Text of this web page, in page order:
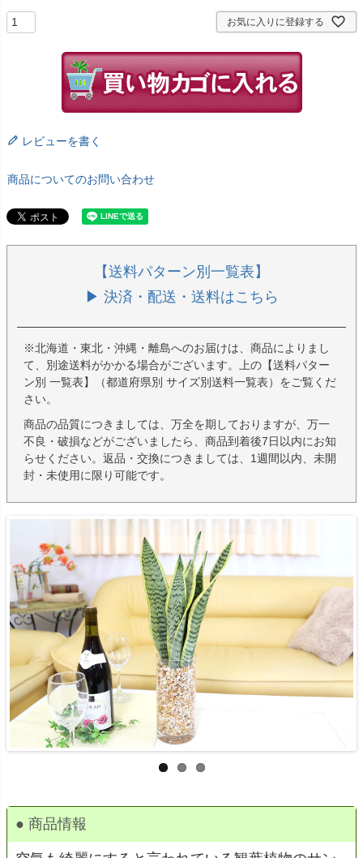
お気に入りに登録する
レビューを書く
商品についてのお問い合わせ
【送料パターン別一覧表】
▶ 決済・配送・送料はこちら
※北海道・東北・沖縄・離島へのお届けは、商品によりまし
て、別途送料がかかる場合がございます。上の【送料パター
ン別 一覧表】（都道府県別 サイズ別送料一覧表）をご覧くだ
さい。
商品の品質につきましては、万全を期しておりますが、万一
不良・破損などがございましたら、商品到着後7日以内にお知
らせください。返品・交換につきましては、1週間以内、未開
封・未使用に限り可能です。
● 商品情報